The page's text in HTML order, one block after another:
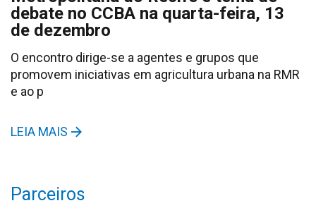
debate no CCBA na quarta-feira, 13
de dezembro
O encontro dirige-se a agentes e grupos que
promovem iniciativas em agricultura urbana na RMR
e ao p
LEIA MAIS
Parceiros